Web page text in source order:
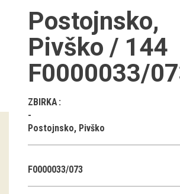
Stalne razstave
Občasne razstave
Gostovanja
E-razstave
Virtualni sprehodi
Razstavni projekti
Arhiv razstav
Postojnsko,
Pivško / 144
F0000033/
ZBIRKA
Postojnsko, Pivško
F0000033/073